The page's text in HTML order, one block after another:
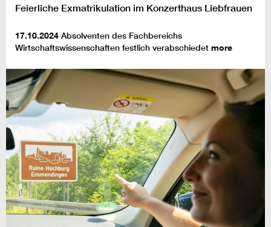
Feierliche Exmatrikulation im Konzerthaus Liebfrauen
17.10.2024 Absolventen des Fachbereichs
Wirtschaftswissenschaften festlich verabschiedet more